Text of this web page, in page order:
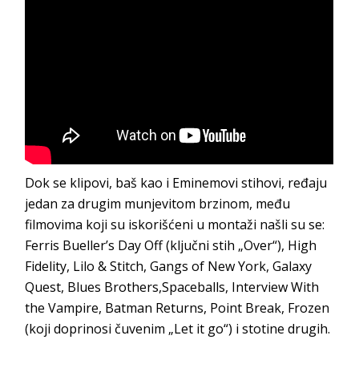
Dok se klipovi, baš kao i Eminemovi stihovi, ređaju
jedan za drugim munjevitom brzinom, među
filmovima koji su iskorišćeni u montaži našli su se:
Ferris Bueller’s Day Off (ključni stih „Over“), High
Fidelity, Lilo & Stitch, Gangs of New York, Galaxy
Quest, Blues Brothers,Spaceballs, Interview With
the Vampire, Batman Returns, Point Break, Frozen
(koji doprinosi čuvenim „Let it go“) i stotine drugih.